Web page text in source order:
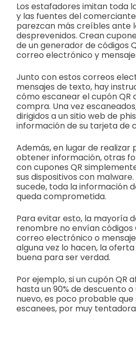
Los estafadores imitan toda
y las fuentes del
parezcan más creíbles ante
desprevenidos. Crean
de un generador de códigos
correo electrónico y
Junto con estos correos
mensajes de texto, hay
cómo escanear el cupón QR
compra. Una vez
dirigidos a un sitio web de
información de su tarjeta de
Además, en lugar de realizar
obtener información, otras
con cupones QR
sus dispositivos con
sucede, toda la información
queda comprometida.
Para evitar esto, la mayoría
renombre no envían códigos
correo electrónico o
alguna vez lo hacen, la
buena para ser verdad.
Por ejemplo, si un cupón QR
hasta un 90% de descuento
nuevo, es poco probable que
escanees, por muy